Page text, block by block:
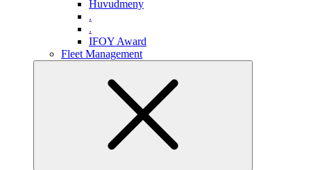
Huvudmeny
.
.
IFOY Award
Fleet Management